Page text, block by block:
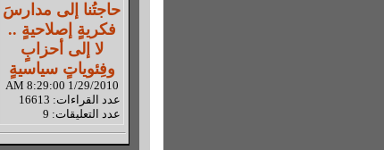
حاجتُنا إلى مدارسَ
فكريةٍ إصلاحيةٍ ..
لا إلى أحزابٍ
وفِئوياتٍ سياسيةٍ
1/29/2010 8:29:00 AM
عدد القراءات: 16613
عدد التعليقات: 9